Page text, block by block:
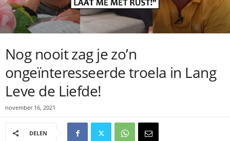
Nog nooit zag je zo’n
ongeïnteresseerde troela in Lang
Leve de Liefde!
november 16, 2021
DELEN